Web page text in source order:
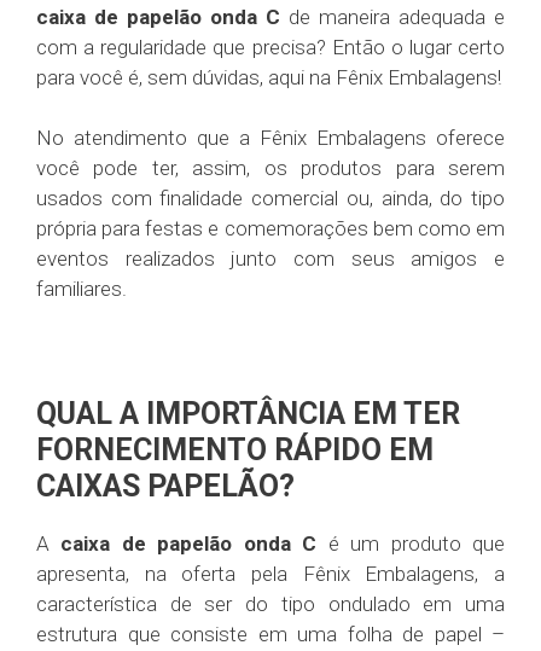
caixa de papelão onda C de maneira adequada e
com a regularidade que precisa? Então o lugar certo
para você é, sem dúvidas, aqui na Fênix Embalagens!
No atendimento que a Fênix Embalagens oferece
você pode ter, assim, os produtos para serem
usados com finalidade comercial ou, ainda, do tipo
própria para festas e comemorações bem como em
eventos realizados junto com seus amigos e
familiares.
QUAL A IMPORTÂNCIA EM TER
FORNECIMENTO RÁPIDO EM
CAIXAS PAPELÃO?
A caixa de papelão onda C é um produto que
apresenta, na oferta pela Fênix Embalagens, a
característica de ser do tipo ondulado em uma
estrutura que consiste em uma folha de papel –